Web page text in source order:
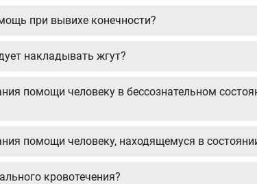
при вывихе конечности?
накладывать жгут?
помощи человеку в бессознательном
помощи человеку, находящемуся в
кровотечения?